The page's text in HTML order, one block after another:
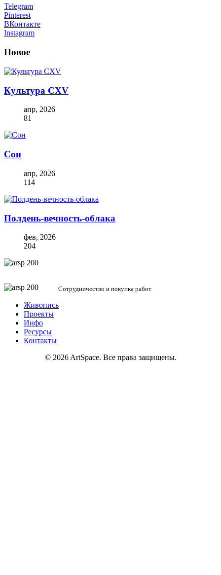
Telegram
Pinterest
ВКонтакте
Instagram
Новое
Культура CXV
апр, 2026
81
Сон
апр, 2026
114
Полдень-вечность-облака
фев, 2026
204
Сотрудничество и покупка работ
Живопись
Проекты
Инфо
Ресурсы
Контакты
© 2026 ArtSpace. Все права защищены.